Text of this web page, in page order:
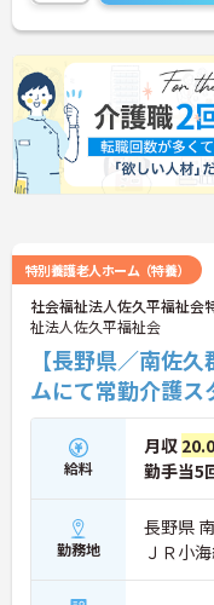
特別養護老人ホーム（特養）
社会福祉法人佐久平福祉会
祉法人佐久平福祉会
【長野県／南佐
ムにて常勤介護ス
給料
月収
勤手当5
勤務地
長野県
ＪＲ小